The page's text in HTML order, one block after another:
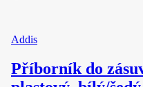
Addis
Příborník do